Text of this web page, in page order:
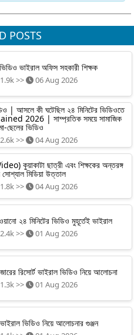
POSTS
ভাইরাল অফিস সহকারী শিক্ষক
1.9k >> 06 Aug 2026
| আসলে কী ঘটেছিল ২৪ মিনিটের ভিডিওতে
2026 | সাম্প্রতিক সময়ে সামাজিক
ছেলের ভিডিও
2.6k >> 04 Aug 2026
কুয়াকাটা ছাত্রী এবং শিক্ষকের অন্তরঙ্গ
সোশ্যাল মিডিয়া উত্তাল
1.8k >> 04 Aug 2026
২৪ মিনিটের ভিডিও মুহূর্তেই ভাইরাল
2.4k >> 01 Aug 2026
রিসোর্ট ভাইরাল ভিডিও নিয়ে আলোচনা
1.3k >> 01 Aug 2026
ভিডিও নিয়ে আলোচনার গুঞ্জন